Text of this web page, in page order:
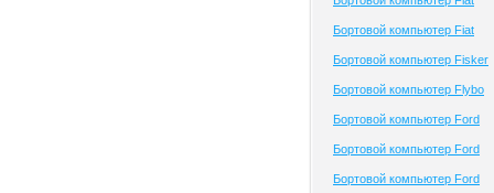
Бортовой компьютер Fiat
Бортовой компьютер Fisker
Бортовой компьютер Flybo
Бортовой компьютер Ford
Бортовой компьютер Ford
Бортовой компьютер Ford